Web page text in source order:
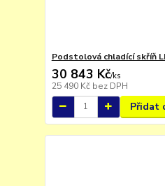
Podstolová chladící skříň
30 843 Kč/ks
25 490 Kč bez DPH
Přidat